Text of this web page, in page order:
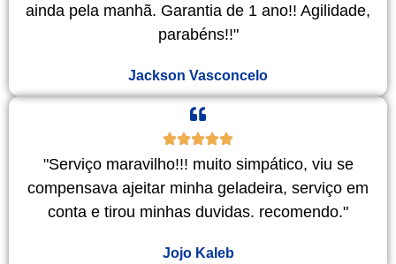
ainda pela manhã. Garantia de 1 ano!! Agilidade,
parabéns!!"
Jackson Vasconcelo
"Serviço maravilho!!! muito simpático, viu se
compensava ajeitar minha geladeira, serviço em
conta e tirou minhas duvidas. recomendo."
Jojo Kaleb